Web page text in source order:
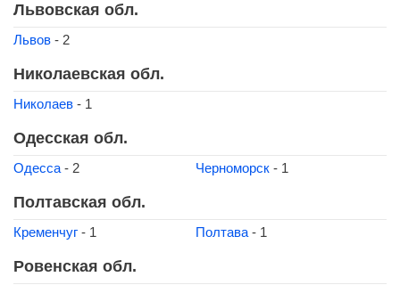
Львовская обл.
Львов - 2
Николаевская обл.
Николаев - 1
Одесская обл.
Одесса - 2 Черноморск - 1
Полтавская обл.
Кременчуг - 1 Полтава - 1
Ровенская обл.